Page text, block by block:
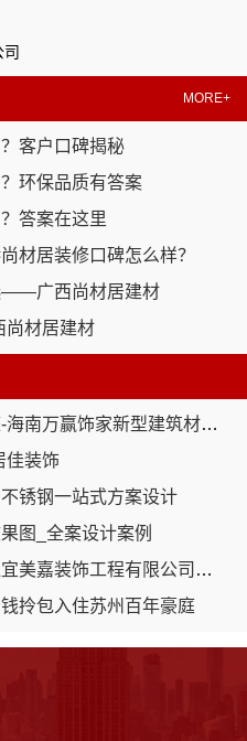
MORE+
客户口碑揭秘
环保品质有答案
答案在这里
材居装修口碑怎么样？
——广西尚材居建材
尚材居建材
赢饰家新型建筑材料有限公司
佳装饰
锈钢一站式方案设计
图_全案设计案例
嘉装饰工程有限公司咨询
拎包入住苏州百年豪庭